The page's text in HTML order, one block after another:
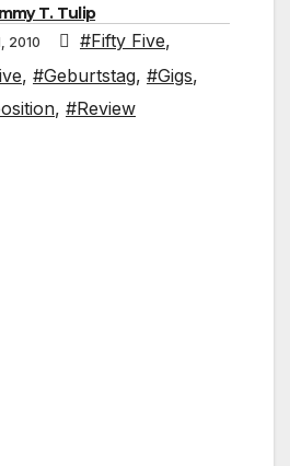
T. Tulip
2010 #Fifty Five,
, #Geburtstag, #Gigs,
, #Review